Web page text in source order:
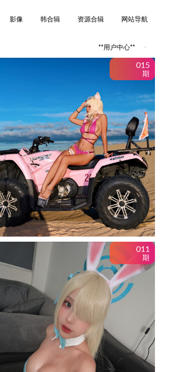
影像 韩合辑 资源合辑 网站导航
**用户中心**
015
期
011
期